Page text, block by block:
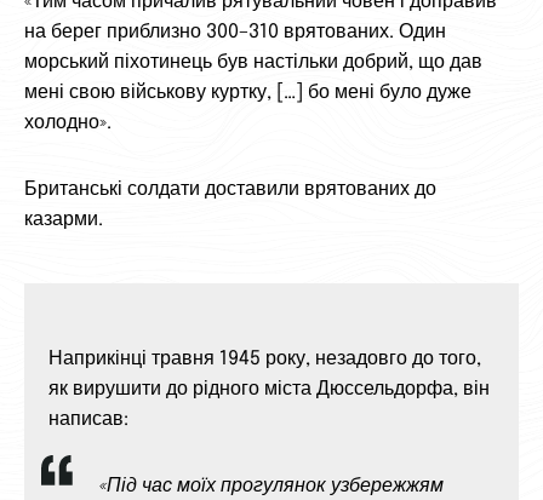
на берег приблизно 300–310 врятованих. Один
морський піхотинець був настільки добрий, що дав
мені свою військову куртку, […] бо мені було дуже
холодно».
Британські солдати доставили врятованих до
казарми.
Наприкінці травня 1945 року, незадовго до того,
як вирушити до рідного міста Дюссельдорфа, він
написав:
«Під час моїх прогулянок узбережжям